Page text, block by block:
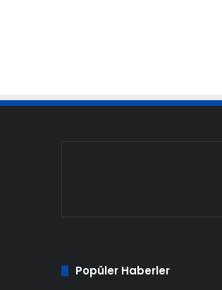
Popüler Haberler